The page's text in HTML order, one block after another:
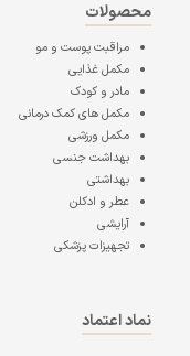
محصولات
مراقبت پوست و مو
مکمل غذایی
مادر و کودک
مکمل های کمک درمانی
مکمل ورزشی
بهداشت جنسی
بهداشتی
عطر و ادکلن
آرایشی
تجهیزات پزشکی
نماد اعتماد